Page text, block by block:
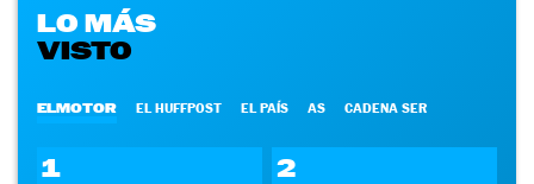
LO MÁS
VISTO
ELMOTOR EL HUFFPOST EL PAÍS AS CADENA SER
1 2